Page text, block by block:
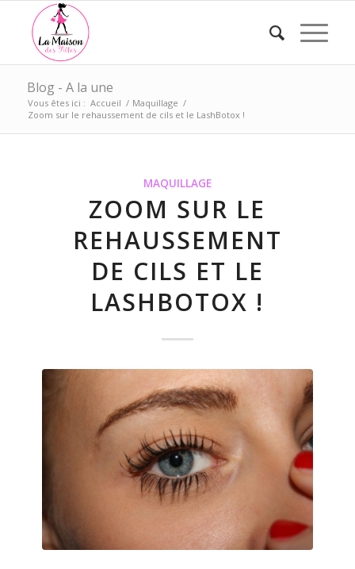
Blog - A la une
Vous êtes ici : Accueil / Maquillage /
Zoom sur le rehaussement de cils et le LashBotox !
MAQUILLAGE
ZOOM SUR LE
REHAUSSEMENT
DE CILS ET LE
LASHBOTOX !